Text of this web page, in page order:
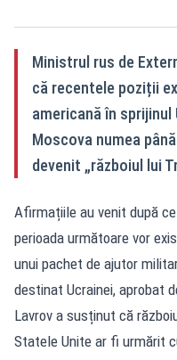
Ministrul rus de
că recentele poziții
americană în
Moscova numea
devenit „războiul lui
Afirmațiile au venit după
perioada următoare vor
unui pachet de ajutor
destinat Ucrainei, aprobat
Lavrov a susținut că
Statele Unite ar fi urmărit